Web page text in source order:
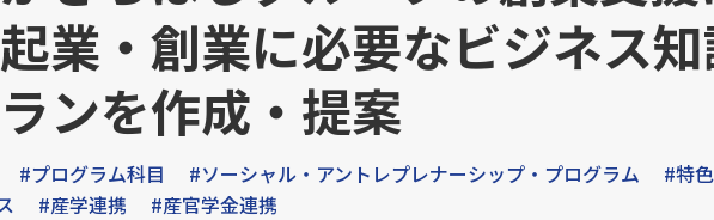
業・創業に必要なビジネス
ンを作成・提案
#プログラム科目 #ソーシャル・アントレプレナーシップ・プログラム
#特
#産学連携 #産官学金連携